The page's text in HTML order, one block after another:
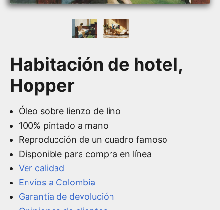
Habitación de hotel,
Hopper
Óleo sobre lienzo de lino
100% pintado a mano
Reproducción de un cuadro famoso
Disponible para compra en línea
Ver calidad
Envíos a Colombia
Garantía de devolución